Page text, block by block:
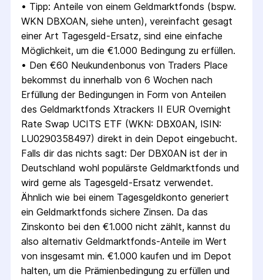
• Tipp: Anteile von einem Geldmarktfonds (bspw.
WKN DBXOAN, siehe unten), vereinfacht gesagt
einer Art Tagesgeld-Ersatz, sind eine einfache
Möglichkeit, um die €1.000 Bedingung zu erfüllen.
• Den €60 Neukundenbonus von Traders Place
bekommst du innerhalb von 6 Wochen nach
Erfüllung der Bedingungen in Form von Anteilen
des Geldmarktfonds Xtrackers II EUR Overnight
Rate Swap UCITS ETF (WKN: DBX0AN, ISIN:
LU0290358497) direkt in dein Depot eingebucht.
Falls dir das nichts sagt: Der DBX0AN ist der in
Deutschland wohl populärste Geldmarktfonds und
wird gerne als Tagesgeld-Ersatz verwendet.
Ähnlich wie bei einem Tagesgeldkonto generiert
ein Geldmarktfonds sichere Zinsen. Da das
Zinskonto bei den €1.000 nicht zählt, kannst du
also alternativ Geldmarktfonds-Anteile im Wert
von insgesamt min. €1.000 kaufen und im Depot
halten, um die Prämienbedingung zu erfüllen und